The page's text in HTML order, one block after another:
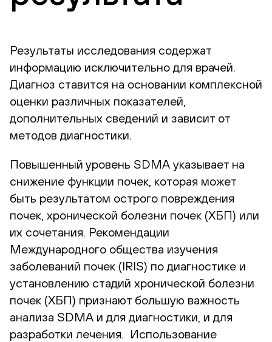
Результаты исследования содержат
информацию исключительно для врачей.
Диагноз ставится на основании комплексной
оценки различных показателей,
дополнительных сведений и зависит от
методов диагностики.
Повышенный уровень SDMA указывает на
снижение функции почек, которая может
быть результатом острого повреждения
почек, хронической болезни почек (ХБП) или
их сочетания. Рекомендации
Международного общества изучения
заболеваний почек (IRIS) по диагностике и
установлению стадий хронической болезни
почек (ХБП) признают большую важность
анализа SDMA и для диагностики, и для
разработки лечения. Использование